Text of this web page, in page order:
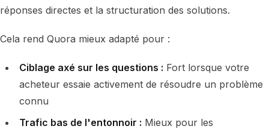
réponses directes et la structuration des solutions.
Cela rend Quora mieux adapté pour :
Ciblage axé sur les questions : Fort lorsque votre
acheteur essaie activement de résoudre un problème
connu
Trafic bas de l'entonnoir : Mieux pour les